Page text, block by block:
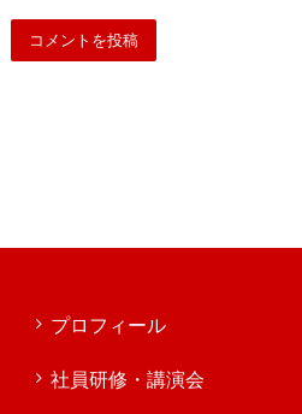
プロフィール
社員研修・講演会